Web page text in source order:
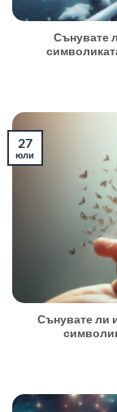
Сънувате
Сънувате ли
27
юли